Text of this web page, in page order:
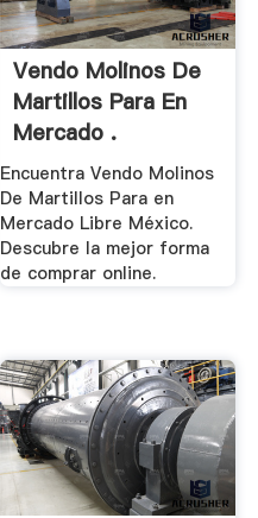
Vendo Molinos De
Martillos Para En
Mercado .
Encuentra Vendo Molinos
De Martillos Para en
Mercado Libre México.
Descubre la mejor forma
de comprar online.